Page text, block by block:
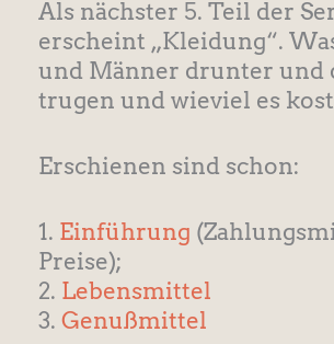
Als nächster 5. Teil der
erscheint „Kleidung“.
und Männer drunter und
trugen und wieviel es
Erschienen sind schon:
1. Einführung
Preise);
2. Lebensmittel
3. Genußmittel